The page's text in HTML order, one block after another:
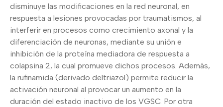
disminuye las modificaciones en la red neuronal, en
respuesta a lesiones provocadas por traumatismos, al
interferir en procesos como crecimiento axonal y la
diferenciación de neuronas, mediante su unión e
inhibición de la proteína mediadora de respuesta a
colapsina 2, la cual promueve dichos procesos. Además,
la rufinamida (derivado deltriazol) permite reducir la
activación neuronal al provocar un aumento en la
duración del estado inactivo de los VGSC. Por otra